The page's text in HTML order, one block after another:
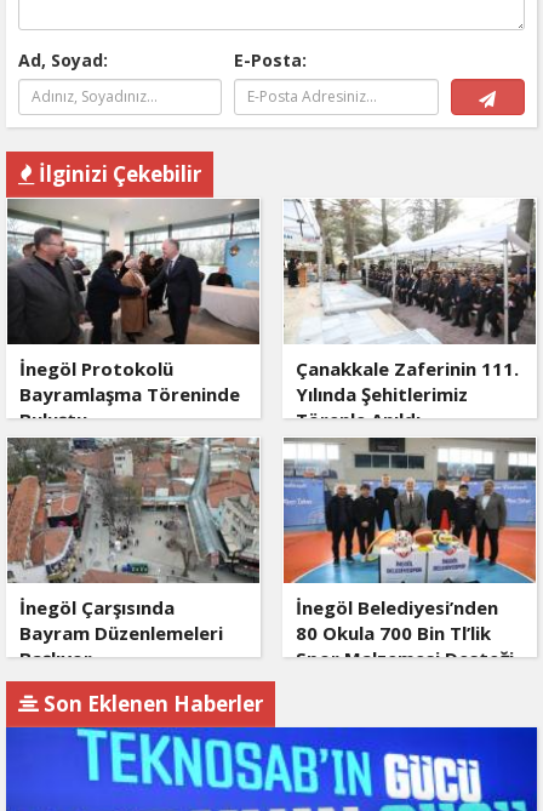
Ad, Soyad: E-Posta:
İlginizi Çekebilir
İnegöl Protokolü
Bayramlaşma Töreninde
Buluştu
Çanakkale Zaferinin 111.
Yılında Şehitlerimiz
Törenle Anıldı
İnegöl Çarşısında
Bayram Düzenlemeleri
Başlıyor
İnegöl Belediyesi’nden
80 Okula 700 Bin Tl’lik
Spor Malzemesi Desteği
Son Eklenen Haberler